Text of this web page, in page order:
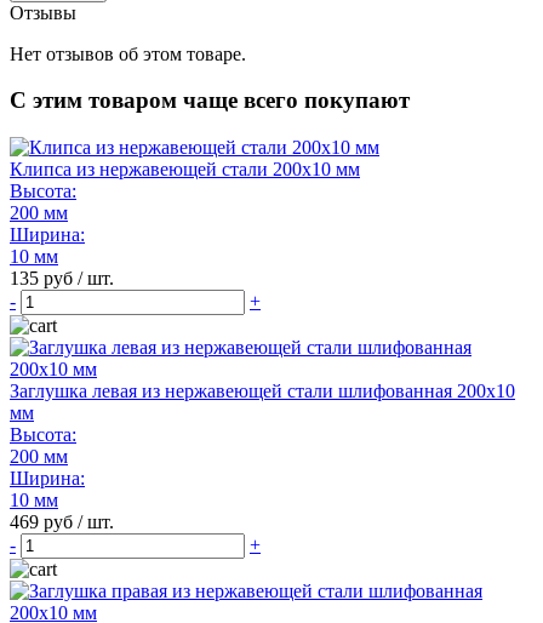
Отзывы
Нет отзывов об этом товаре.
С этим товаром чаще всего покупают
Клипса из нержавеющей стали 200х10 мм
Высота:
200 мм
Ширина:
10 мм
135 руб / шт.
-
+
Заглушка левая из нержавеющей стали шлифованная 200х10
мм
Высота:
200 мм
Ширина:
10 мм
469 руб / шт.
-
+